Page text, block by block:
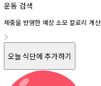
운동 검색
체중을 반영한 예상 소모 칼로리 계산
오늘 식단에 추가하기